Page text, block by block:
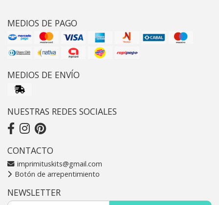
MEDIOS DE PAGO
MEDIOS DE ENVÍO
NUESTRAS REDES SOCIALES
CONTACTO
imprimituskits@gmail.com
Botón de arrepentimiento
NEWSLETTER